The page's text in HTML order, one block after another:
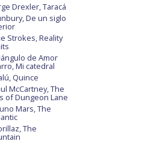
Drexler, Taracá
De un siglo
Strokes, Reality
de Amor
Mi catedral
Quince
McCartney, The
of Dungeon Lane
Mars, The
The